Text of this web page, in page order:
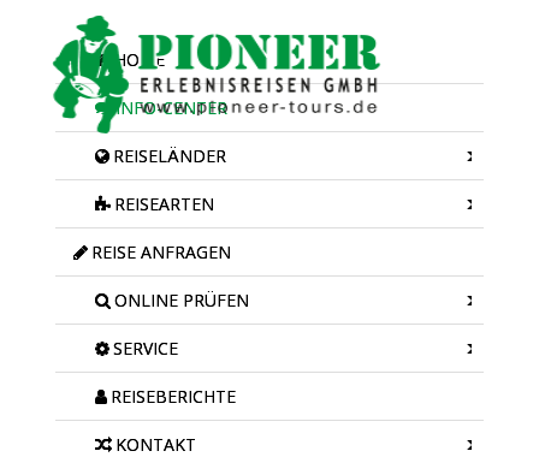
HOME
INFO-CENTER
REISELÄNDER
REISEARTEN
REISE ANFRAGEN
ONLINE PRÜFEN
SERVICE
REISEBERICHTE
KONTAKT